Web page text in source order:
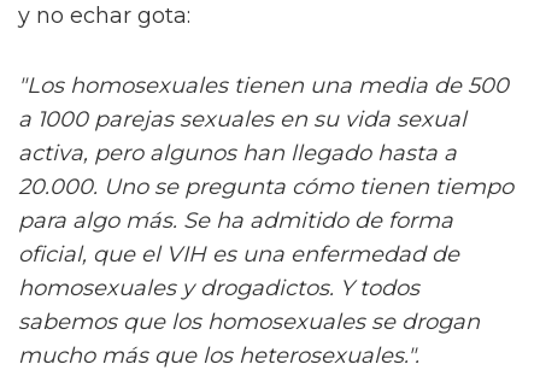
y no echar gota:
"Los homosexuales tienen una media de 500
a 1000 parejas sexuales en su vida sexual
activa, pero algunos han llegado hasta a
20.000. Uno se pregunta cómo tienen tiempo
para algo más. Se ha admitido de forma
oficial, que el VIH es una enfermedad de
homosexuales y drogadictos. Y todos
sabemos que los homosexuales se drogan
mucho más que los heterosexuales.".